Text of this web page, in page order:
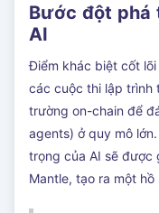
Bước đột phá
AI
Điểm khác biệt cốt
các cuộc thi lập trình
trường on-chain để
agents) ở quy mô
trọng của AI sẽ được
Mantle, tạo ra một